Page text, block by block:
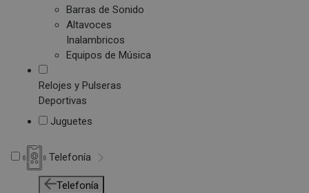
Barras de Sonido
Altavoces
Inalambricos
Equipos de Música
Relojes y Pulseras
Deportivas
Juguetes
Telefonía
Telefonía